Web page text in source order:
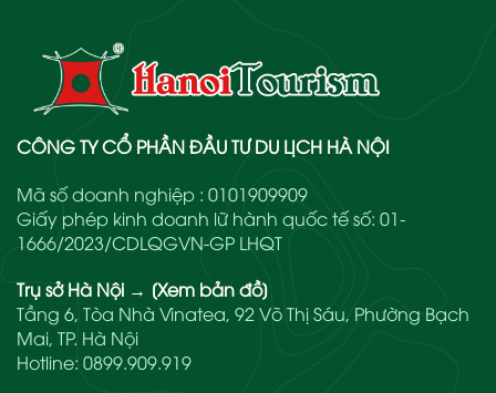
CÔNG TY CỔ PHẦN ĐẦU TƯ DU LỊCH HÀ NỘI
Mã số doanh nghiệp : 0101909909
Giấy phép kinh doanh lữ hành quốc tế số: 01-
1666/2023/CDLQGVN-GP LHQT
Trụ sở Hà Nội → [Xem bản đồ]
Tầng 6, Tòa Nhà Vinatea, 92 Võ Thị Sáu, Phường Bạch
Mai, TP. Hà Nội
Hotline: 0899.909.919